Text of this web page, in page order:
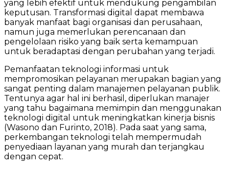
yang lebih efektif untuk mendukung pengambilan
keputusan. Transformasi digital dapat membawa
banyak manfaat bagi organisasi dan perusahaan,
namun juga memerlukan perencanaan dan
pengelolaan risiko yang baik serta kemampuan
untuk beradaptasi dengan perubahan yang terjadi.
Pemanfaatan teknologi informasi untuk
mempromosikan pelayanan merupakan bagian yang
sangat penting dalam manajemen pelayanan publik.
Tentunya agar hal ini berhasil, diperlukan manajer
yang tahu bagaimana memimpin dan menggunakan
teknologi digital untuk meningkatkan kinerja bisnis
(Wasono dan Furinto, 2018). Pada saat yang sama,
perkembangan teknologi telah mempermudah
penyediaan layanan yang murah dan terjangkau
dengan cepat.